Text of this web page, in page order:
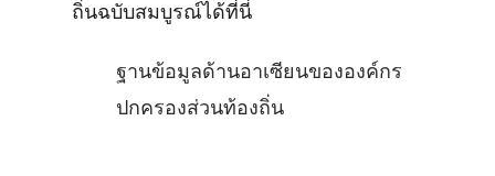
ถิ่นฉบับสมบูรณ์ได้ที่นี่
ฐานข้อมูลด้านอาเซียนขององค์กร
ปกครองส่วนท้องถิ่น